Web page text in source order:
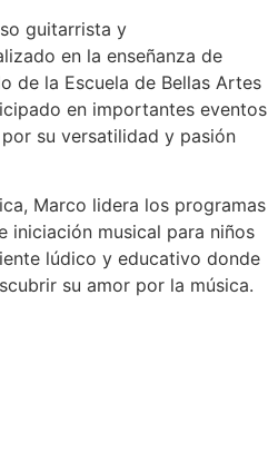
guitarrista y
en la enseñanza de
de la Escuela de Bellas Artes
en importantes eventos
su versatilidad y pasión
Marco lidera los programas
iniciación musical para niños
lúdico y educativo donde
su amor por la música.